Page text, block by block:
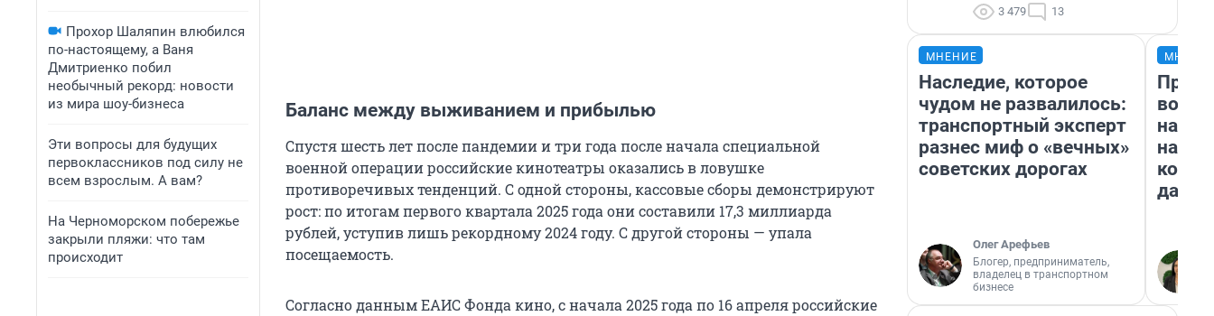
Прохор Шаляпин влюбился
по-настоящему, а Ваня
Дмитриенко побил
необычный рекорд: новости
из мира шоу-бизнеса
Эти вопросы для будущих
первоклассников под силу не
всем взрослым. А вам?
На Черноморском побережье
закрыли пляжи: что там
происходит
Баланс между выживанием и прибылью
Спустя шесть лет после пандемии и три года после начала специальной
военной операции российские кинотеатры оказались в ловушке
противоречивых тенденций. С одной стороны, кассовые сборы демонстрируют
рост: по итогам первого квартала 2025 года они составили 17,3 миллиарда
рублей, уступив лишь рекордному 2024 году. С другой стороны — упала
посещаемость.
Согласно данным ЕАИС Фонда кино, с начала 2025 года по 16 апреля российские
3 479 13
МНЕНИЕ
Наследие, которое
чудом не развалилось:
транспортный эксперт
разнес миф о «вечных»
советских дорогах
Олег Арефьев
Блогер, предприниматель,
владелец в транспортном
бизнесе
нам
даже